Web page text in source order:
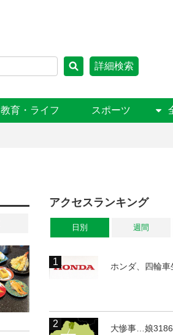
詳細検索
教育・ライフ スポーツ
アクセスランキング
日別 週間
ホンダ、四輪
大惨事…娘